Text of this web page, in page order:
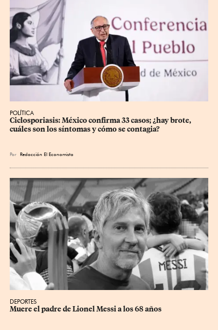
POLÍTICA
Ciclosporiasis: México confirma 33 casos; ¿hay brote,
cuáles son los síntomas y cómo se contagia?
Por Redacción El Economista
DEPORTES
Muere el padre de Lionel Messi a los 68 años